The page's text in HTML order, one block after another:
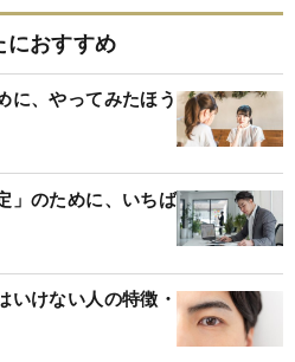
におすすめ
に、やってみたほう
」のために、いちば
いけない人の特徴・